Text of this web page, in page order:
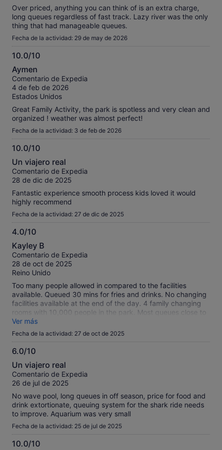
Over priced, anything you can think of is an extra charge,
long queues regardless of fast track. Lazy river was the only
thing that had manageable queues.
Fecha de la actividad: 29 de may de 2026
10.0/10
10.0
sobre
10
Aymen
Comentario de Expedia
4 de feb de 2026
Estados Unidos
Great Family Activity, the park is spotless and very clean and
organized ! weather was almost perfect!
Fecha de la actividad: 3 de feb de 2026
10.0/10
10.0
sobre
10
Un viajero real
Comentario de Expedia
28 de dic de 2025
Fantastic experience smooth process kids loved it would
highly recommend
Fecha de la actividad: 27 de dic de 2025
4.0/10
4.0
sobre
10
Kayley B
Comentario de Expedia
28 de oct de 2025
Reino Unido
Too many people allowed in compared to the facilities
available. Queued 30 mins for fries and drinks. No changing
facilities available at the end of the day. 4 family changing
rooms with 10,000 people in the park. Most queues close to
2 hours long. Advised by staff to go on the most popular
ones 15 mins before closing only for them to close the
being small then.
Ver más
Fecha de la actividad: 27 de oct de 2025
6.0/10
6.0
sobre
10
Un viajero real
Comentario de Expedia
26 de jul de 2025
No wave pool, long queues in off season, price for food and
drink extortionate, queuing system for the shark ride needs
to improve. Aquarium was very small
Fecha de la actividad: 25 de jul de 2025
10.0/10